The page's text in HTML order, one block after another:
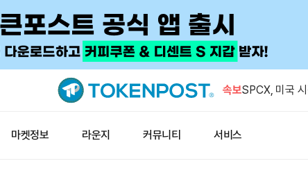
속보
대형 주소, 768
SPCX, 미국
검…취약점 10
마켓정보 라운지 커뮤니티 서비스